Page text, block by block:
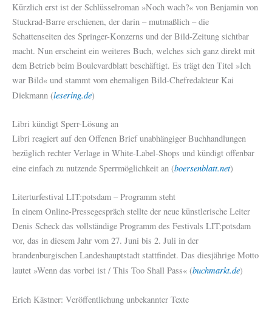
Kürzlich erst ist der Schlüsselroman »Noch wach?« von Benjamin von
Stuckrad-Barre erschienen, der darin – mutmaßlich – die
Schattenseiten des Springer-Konzerns und der Bild-Zeitung sichtbar
macht. Nun erscheint ein weiteres Buch, welches sich ganz direkt mit
dem Betrieb beim Boulevardblatt beschäftigt. Es trägt den Titel »Ich
war Bild« und stammt vom ehemaligen Bild-Chefredakteur Kai
Diekmann (lesering.de)
Libri kündigt Sperr-Lösung an
Libri reagiert auf den Offenen Brief unabhängiger Buchhandlungen
bezüglich rechter Verlage in White-Label-Shops und kündigt offenbar
eine einfach zu nutzende Sperrmöglichkeit an (boersenblatt.net)
Literturfestival LIT:potsdam – Programm steht
In einem Online-Pressegespräch stellte der neue künstlerische Leiter
Denis Scheck das vollständige Programm des Festivals LIT:potsdam
vor, das in diesem Jahr vom 27. Juni bis 2. Juli in der
brandenburgischen Landeshauptstadt stattfindet. Das diesjährige Motto
lautet »Wenn das vorbei ist / This Too Shall Pass« (buchmarkt.de)
Erich Kästner: Veröffentlichung unbekannter Texte